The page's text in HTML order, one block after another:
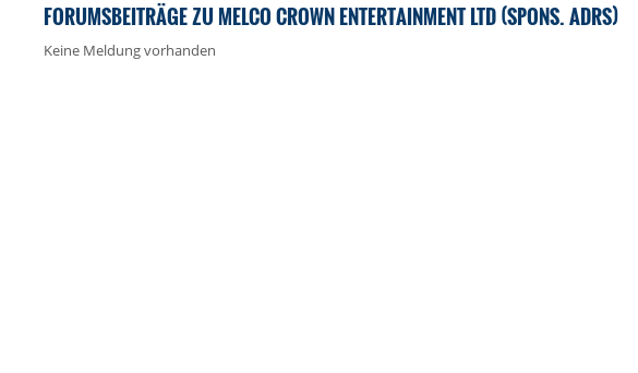
FORUMSBEITRÄGE ZU MELCO CROWN ENTERTAINMENT LTD (SPONS. ADRS)
Keine Meldung vorhanden